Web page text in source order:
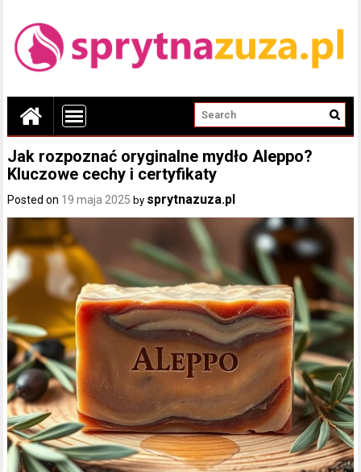
Jak rozpoznać oryginalne mydło Aleppo?
Kluczowe cechy i certyfikaty
Posted on 19 maja 2025 by sprytnazuza.pl